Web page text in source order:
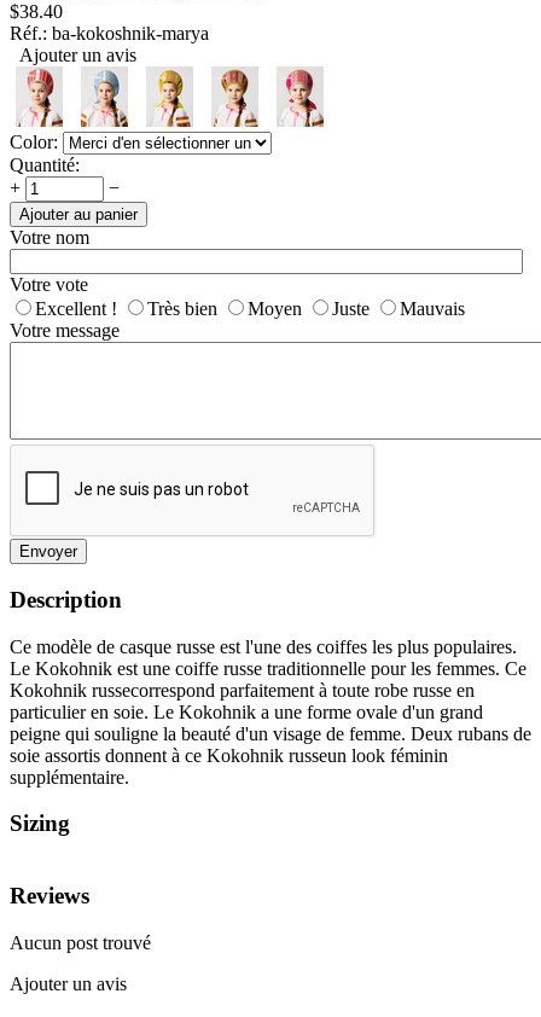
$38.40
Réf.: ba-kokoshnik-marya
Ajouter un avis
Color:
Quantité:
+
−
Ajouter au panier
Votre nom
Votre vote
Excellent !
Très bien Moyen Juste
Mauvais
Votre message
Envoyer
Description
Ce modèle de casque russe est l'une des coiffes les plus populaires.
Le Kokohnik est une coiffe russe traditionnelle pour les femmes. Ce
Kokohnik russecorrespond parfaitement à toute robe russe en
particulier en soie. Le Kokohnik a une forme ovale d'un grand
peigne qui souligne la beauté d'un visage de femme. Deux rubans de
soie assortis donnent à ce Kokohnik russeun look féminin
supplémentaire.
Sizing
Reviews
Aucun post trouvé
Ajouter un avis